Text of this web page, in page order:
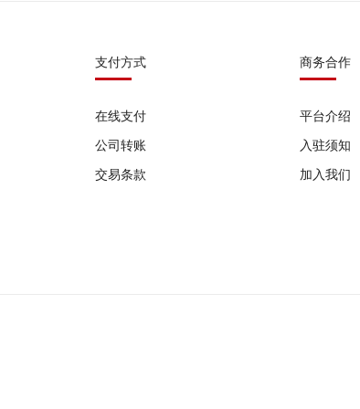
支付方式
在线支付
公司转账
交易条款
商务合作
平台介绍
入驻须知
加入我们